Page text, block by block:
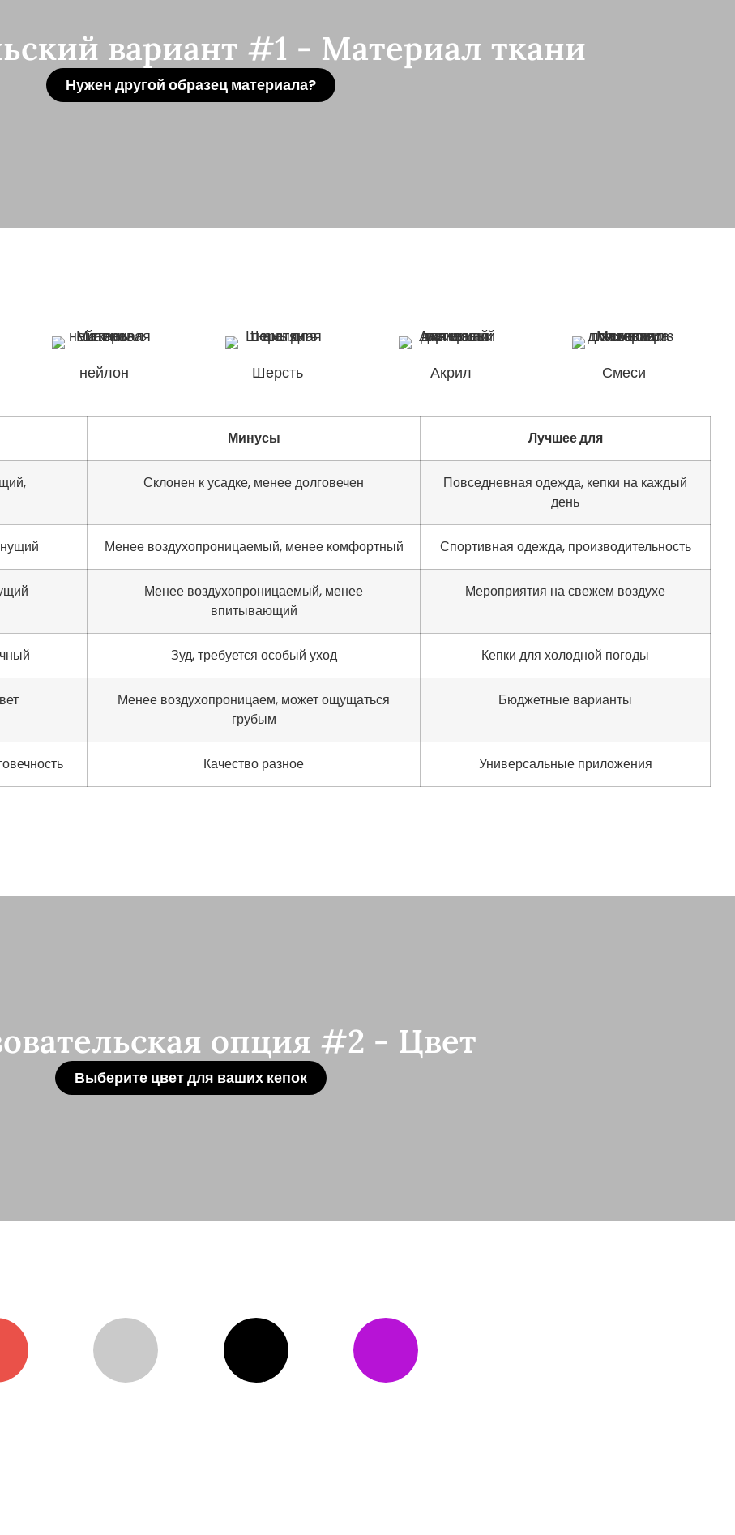
вариант #1 - Материал ткани
Нужен другой образец материала?
нейлон Шерсть Акрил Смеси
Минусы Лучшее для
Склонен к усадке, менее долговечен
Повседневная одежда, кепки на каждый
день
Менее воздухопроницаемый, менее комфортный Спортивная одежда, производительность
Менее воздухопроницаемый, менее
впитывающий
Мероприятия на свежем воздухе
Зуд, требуется особый уход Кепки для холодной погоды
Менее воздухопроницаем, может ощущаться
грубым
Бюджетные варианты
Качество разное Универсальные приложения
опция #2 - Цвет
Выберите цвет для ваших кепок